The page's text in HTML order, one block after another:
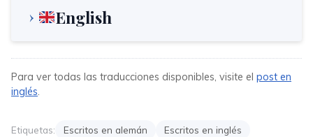
English
Para ver todas las traducciones disponibles, visite el post en
inglés.
Etiquetas: Escritos en alemán
Escritos en inglés